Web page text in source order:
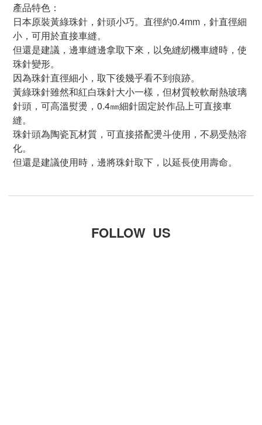
產品特色：
日本原裝黃綠珠針，針頭小巧。 直徑約0.4mm，針直徑細
小，可用於直接車縫。
但還是建議，邊車縫邊拿取下來，以免縫紉機車縫時，使
珠針變形。
因為珠針直徑細小，取下後幾乎看不到痕跡。
黃綠珠針雖然和紅白珠針大小一樣，但材質較軟耐熱玻璃
針頭，可高溫熨燙， 0.4㎜細針固定於作品上可直接車
縫。
珠針頭為陶瓷瓦材質，可直接搭配燙斗使用，不易受熱溶
化。
但還是建議使用時，邊將珠針取下，以延長使用壽命。
FOLLOW US